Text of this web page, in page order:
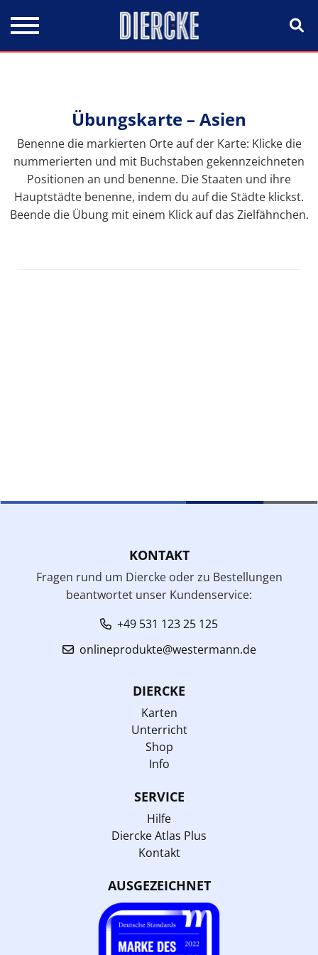
Übungskarte – Asien
Benenne die markierten Orte auf der Karte: Klicke die
nummerierten und mit Buchstaben gekennzeichneten
Positionen an und benenne. Die Staaten und ihre
Hauptstädte benenne, indem du auf die Städte klickst.
Beende die Übung mit einem Klick auf das Zielfähnchen.
KONTAKT
Fragen rund um Diercke oder zu Bestellungen
beantwortet unser Kundenservice:
+49 531 123 25 125
onlineprodukte@westermann.de
DIERCKE
Karten
Unterricht
Shop
Info
SERVICE
Hilfe
Diercke Atlas Plus
Kontakt
AUSGEZEICHNET